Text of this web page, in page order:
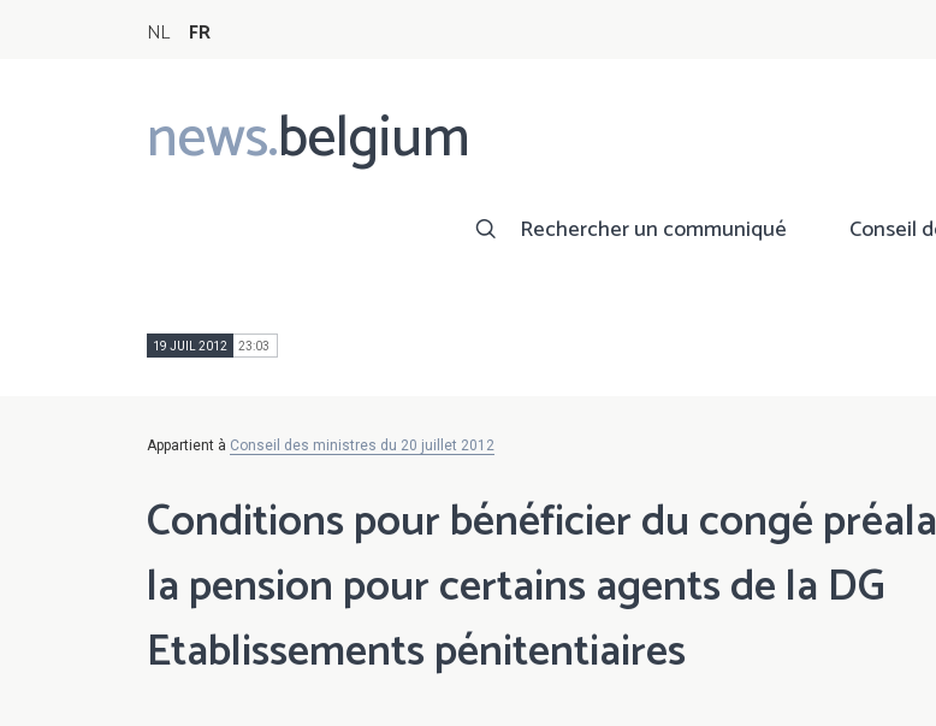
NL FR
news.belgium
Main
navigation
Rechercher un communiqué Conseil
19 JUIL 2012 23:03
Appartient à Conseil des ministres du 20 juillet 2012
Conditions pour bénéficier du congé
la pension pour certains agents de la DG
Etablissements pénitentiaires